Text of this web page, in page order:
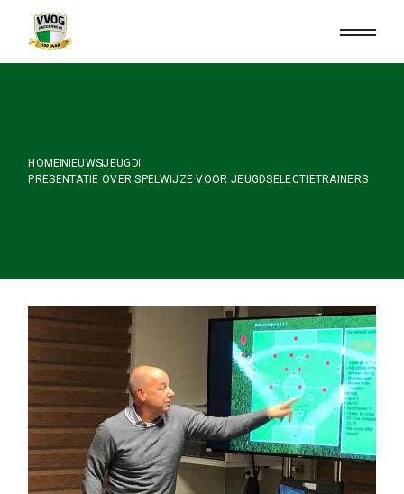
content
HOME NIEUWSJEUGD
PRESENTATIE OVER SPELWIJZE VOOR JEUGDSELECTIETRAINERS